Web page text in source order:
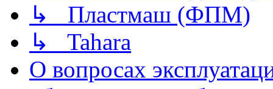
↳ Пластмаш (ФПМ)
↳ Tahara
О вопросах